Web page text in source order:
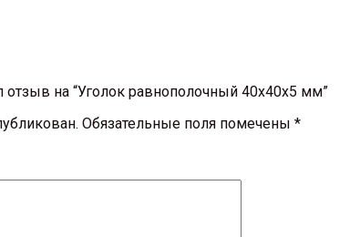
отзыв на “Уголок равнополочный 40х40х5 мм”
Обязательные поля помечены *